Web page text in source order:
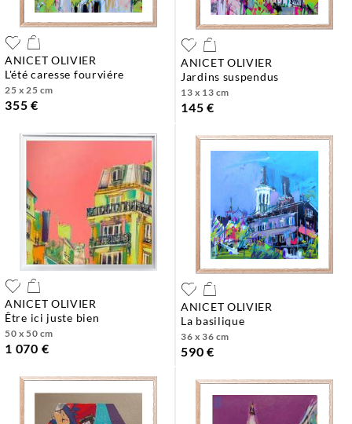
ANICET OLIVIER
l'été caresse fourviére
25 x 25 cm
355 €
ANICET OLIVIER
jardins suspendus
13 x 13 cm
145 €
ANICET OLIVIER
être ici juste bien
50 x 50 cm
1 070 €
ANICET OLIVIER
la basilique
36 x 36 cm
590 €